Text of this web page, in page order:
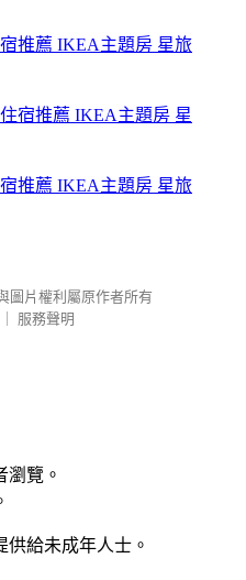
推薦 IKEA主題房 星旅
推薦 IKEA主題房 星旅
圖片權利屬原作者所有
服務聲明
瀏覽。
給未成年人士。